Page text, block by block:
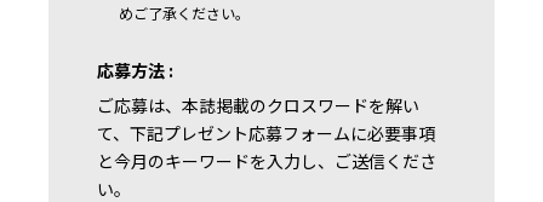
めご了承ください。
応募方法 :
ご応募は、本誌掲載のクロスワードを解い
て、下記プレゼント応募フォームに必要事項
と今月のキーワードを入力し、ご送信くださ
い。